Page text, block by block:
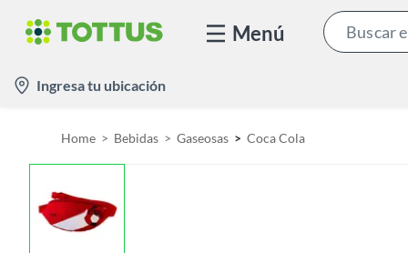
Menú
Ingresa tu ubicación
Home Bebidas Gaseosas Coca Cola